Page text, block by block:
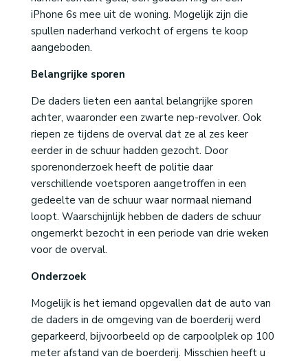
iPhone 6s mee uit de woning. Mogelijk zijn die
spullen naderhand verkocht of ergens te koop
aangeboden.
Belangrijke sporen
De daders lieten een aantal belangrijke sporen
achter, waaronder een zwarte nep-revolver. Ook
riepen ze tijdens de overval dat ze al zes keer
eerder in de schuur hadden gezocht. Door
sporenonderzoek heeft de politie daar
verschillende voetsporen aangetroffen in een
gedeelte van de schuur waar normaal niemand
loopt. Waarschijnlijk hebben de daders de schuur
ongemerkt bezocht in een periode van drie weken
voor de overval.
Onderzoek
Mogelijk is het iemand opgevallen dat de auto van
de daders in de omgeving van de boerderij werd
geparkeerd, bijvoorbeeld op de carpoolplek op 100
meter afstand van de boerderij. Misschien heeft u